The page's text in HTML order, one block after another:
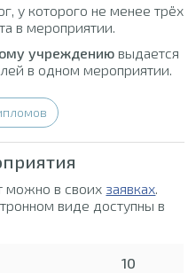
у которого не менее трёх
в мероприятии.
учреждению выдается
в одном мероприятии.
можно в своих заявках.
виде доступны в
10